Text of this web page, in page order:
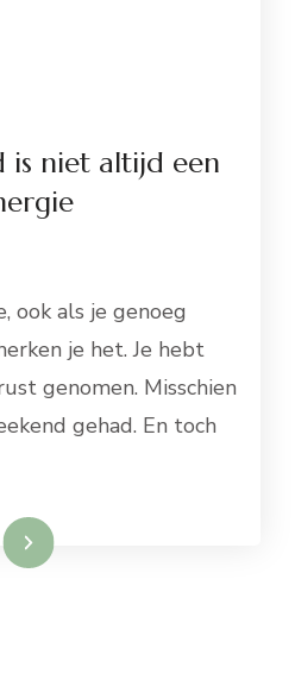
is niet altijd een
ook als je genoeg
je het. Je hebt
genomen. Misschien
gehad. En toch